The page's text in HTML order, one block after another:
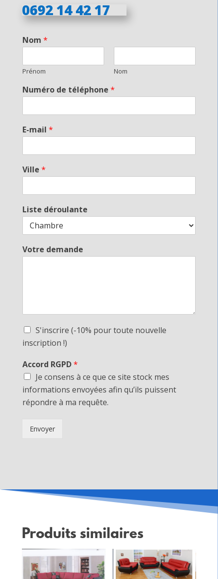
0692 14 42 17
Nom *
Prénom Nom
Numéro de téléphone *
E-mail *
Ville *
Liste déroulante
Votre demande
S'inscrire (-10% pour toute nouvelle
inscription !)
Accord RGPD*
Je consens à ce que ce site stock mes
informations envoyées afin qu’ils puissent
répondre à ma requête.
Envoyer
Produits similaires